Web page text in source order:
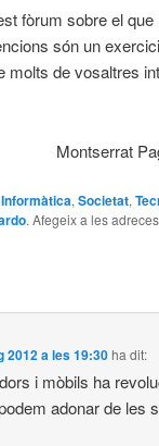
fòrum sobre el
són un
molts de vosaltres
Montserrat
Informàtica, Societat,
. Afegeix a les
2012 a les 19:30ha dit:
i mòbils ha
adonar de les